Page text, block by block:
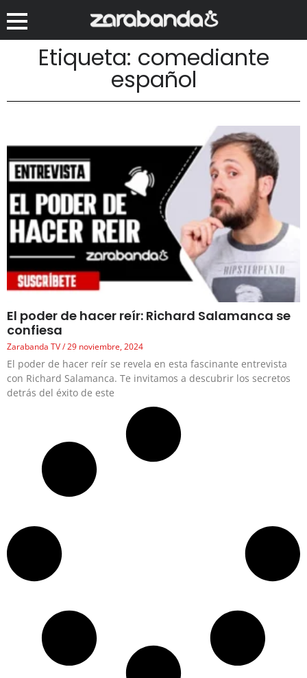
Etiqueta: comediante
español
El poder de hacer reír: Richard Salamanca se
confiesa
Zarabanda TV 29 noviembre, 2024
El poder de hacer reír se revela en esta fascinante entrevista
con Richard Salamanca. Te invitamos a descubrir los secretos
detrás del éxito de este